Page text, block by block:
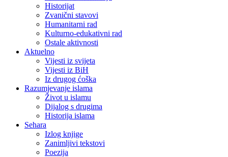
Historijat
Zvanični stavovi
Humanitarni rad
Kulturno-edukativni rad
Ostale aktivnosti
Aktuelno
Vijesti iz svijeta
Vijesti iz BiH
Iz drugog ćoška
Razumjevanje islama
Život u islamu
Dijalog s drugima
Historija islama
Sehara
Izlog knjige
Zanimljivi tekstovi
Poezija